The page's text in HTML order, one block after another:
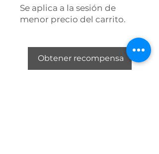
Obtener recompensa
Se aplica a la sesión de
menor precio del carrito.